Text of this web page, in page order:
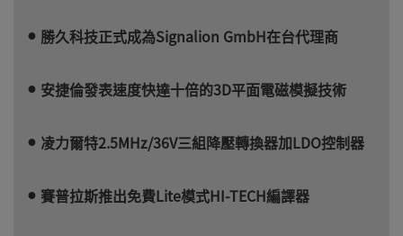
勝久科技正式成為Signalion GmbH在台代理商
安捷倫發表速度快達十倍的3D平面電磁模擬技術
凌力爾特2.5MHz/36V三組降壓轉換器加LDO控制器
賽普拉斯推出免費Lite模式HI-TECH編譯器